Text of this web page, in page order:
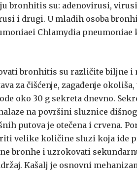
bronhitis su: adenovirusi,
i drugi. U mladih osoba
Chlamydia
bronhitis su različite biljne
za čišćenje, zagađenje
oko 30 g sekreta dnevno.
na površini sluznice
putova je otečena i crvena.
velike količine sluzi koja ide
bronhe i uzrokovati
Kašalj je osnovni